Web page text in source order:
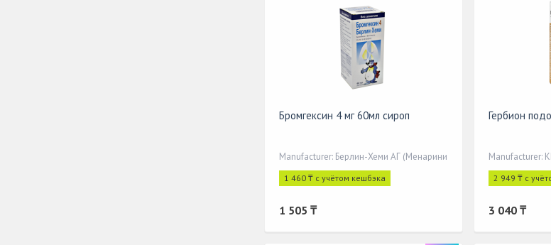
Бромгексин 4 мг 60мл сироп
Manufacturer: Берлин-Хеми АГ (Менарини
1 460 ₸ с учётом кешбэка
1 505 ₸
Гербион
Manufacturer:
2 949 ₸ с
3 040 ₸